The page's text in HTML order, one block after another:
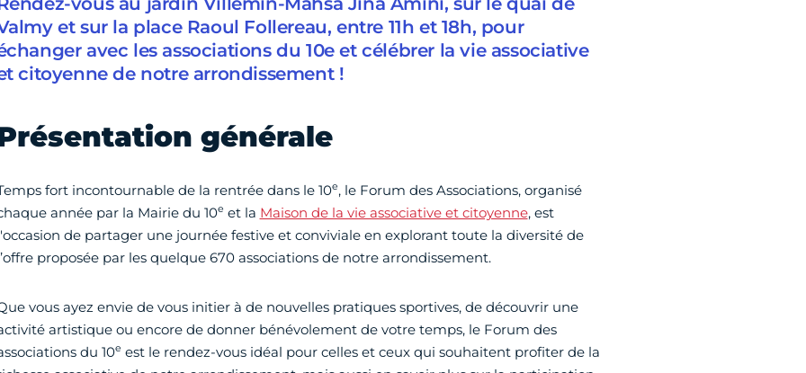
et sur la place Raoul Follereau, entre 11h et 18h, pour
avec les associations du 10e et célébrer la vie associative
citoyenne de notre arrondissement !
générale
fort incontournable de la rentrée dans le 10e, le Forum des Associations, organisé
année par la Mairie du 10e et la Maison de la vie associative et citoyenne, est
de partager une journée festive et conviviale en explorant toute la diversité de
proposée par les quelque 670 associations de notre arrondissement.
vous ayez envie de vous initier à de nouvelles pratiques sportives, de découvrir une
artistique ou encore de donner bénévolement de votre temps, le Forum des
du 10e est le rendez-vous idéal pour celles et ceux qui souhaitent profiter de la